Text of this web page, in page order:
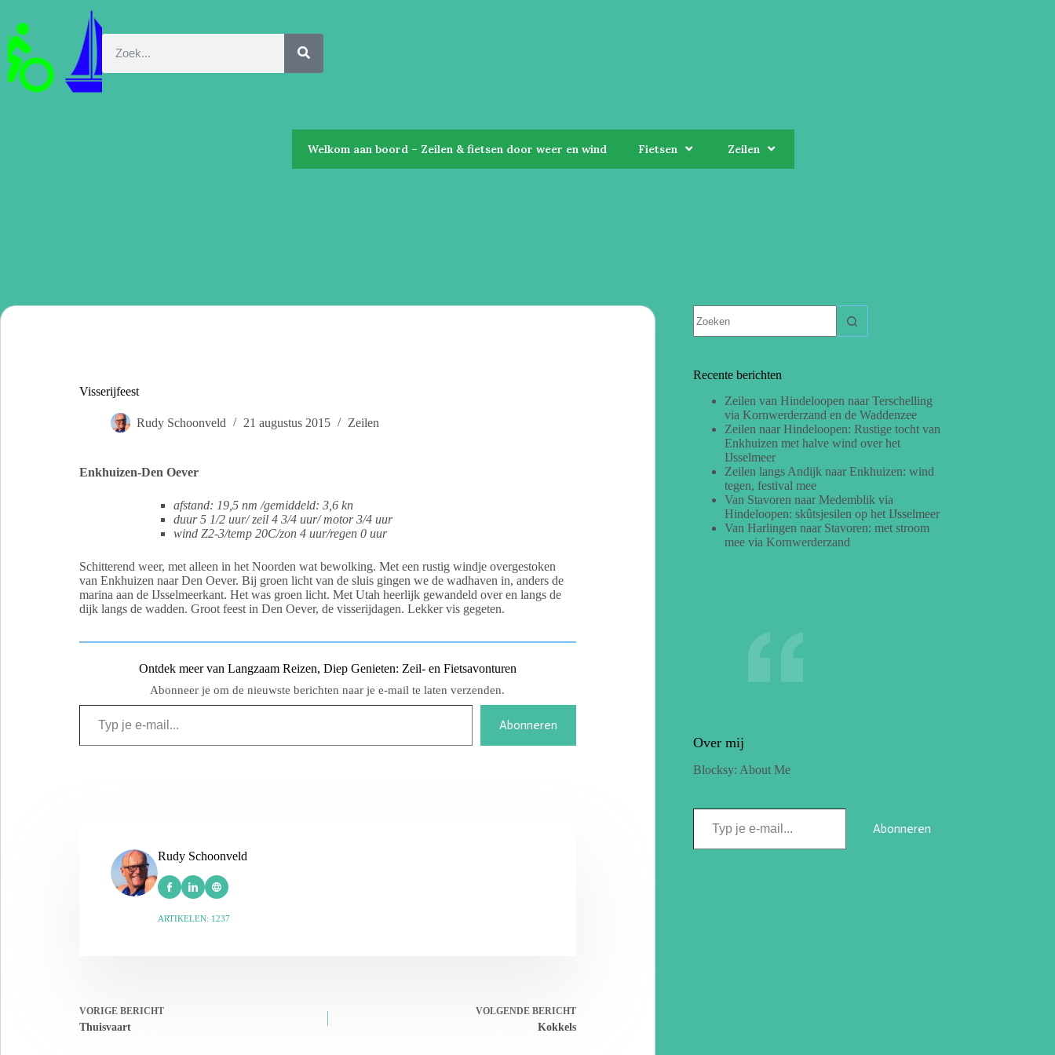
Welkom aan boord – Zeilen & fietsen door weer en wind Fietsen Zeilen
Visserijfeest
Rudy Schoonveld 21 augustus 2015 Zeilen
Enkhuizen-Den Oever
afstand: 19,5 nm /gemiddeld: 3,6 kn
duur 5 1/2 uur/ zeil 4 3/4 uur/ motor 3/4 uur
wind Z2-3/temp 20C/zon 4 uur/regen 0 uur
Schitterend weer, met alleen in het Noorden wat bewolking. Met een rustig windje overgestoken
van Enkhuizen naar Den Oever. Bij groen licht van de sluis gingen we de wadhaven in, anders de
marina aan de IJsselmeerkant. Het was groen licht. Met Utah heerlijk gewandeld over en langs de
dijk langs de wadden. Groot feest in Den Oever, de visserijdagen. Lekker vis gegeten.
Ontdek meer van Langzaam Reizen, Diep Genieten: Zeil- en Fietsavonturen
Abonneer je om de nieuwste berichten naar je e-mail te laten verzenden.
Abonneren
Rudy Schoonveld
ARTIKELEN: 1237
VORIGE BERICHT
Thuisvaart
VOLGENDE BERICHT
Kokkels
Recente berichten
Zeilen van Hindeloopen naar Terschelling
via Kornwerderzand en de Waddenzee
Zeilen naar Hindeloopen: Rustige tocht van
Enkhuizen met halve wind over het
IJsselmeer
Zeilen langs Andijk naar Enkhuizen: wind
tegen, festival mee
Van Stavoren naar Medemblik via
Hindeloopen: skûtsjesilen op het IJsselmeer
Van Harlingen naar Stavoren: met stroom
mee via Kornwerderzand
Over mij
Blocksy: About Me
Abonneren